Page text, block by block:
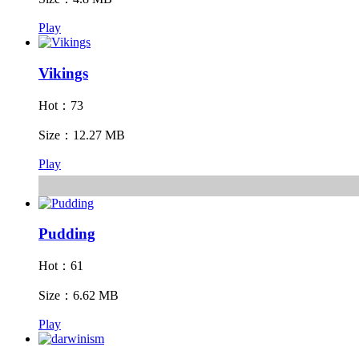
Play
Vikings
Hot：73
Size：12.27 MB
Play
Pudding
Hot：61
Size：6.62 MB
Play